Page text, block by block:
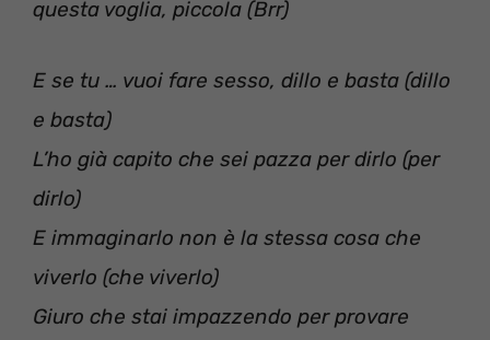
questa voglia, piccola (Brr)
E se tu … vuoi fare sesso, dillo e basta (dillo
e basta)
L’ho già capito che sei pazza per dirlo (per
dirlo)
E immaginarlo non è la stessa cosa che
viverlo (che viverlo)
Giuro che stai impazzendo per provare